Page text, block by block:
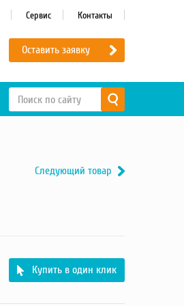
Оставить заявку
Сервис Контакты
Следующий товар
Купить в один клик